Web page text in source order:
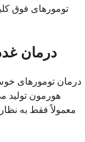
تومورهای فوق
درمان
درمان تومورهای
هورمون تولید
معمولاً فقط به